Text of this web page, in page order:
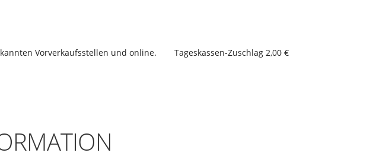
Vorverkaufsstellen und online. Tageskassen-Zuschlag 2,00 €